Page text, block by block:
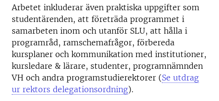
Arbetet inkluderar även praktiska uppgifter som
studentärenden, att företräda programmet i
samarbeten inom och utanför SLU, att hålla i
programråd, ramschemafrågor, förbereda
kursplaner och kommunikation med institutioner,
kursledare & lärare, studenter, programnämnden
VH och andra programstudierektorer (Se utdrag
ur rektors delegationsordning).